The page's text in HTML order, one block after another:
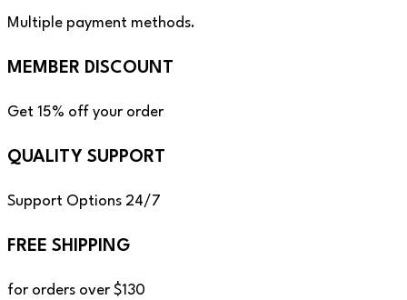
Multiple payment methods.
MEMBER DISCOUNT
Get 15% off your order
QUALITY SUPPORT
Support Options 24/7
FREE SHIPPING
for orders over $130